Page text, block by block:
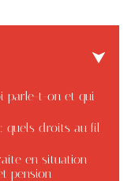
parle-t-on et qui
quels droits au fil
en situation
pension